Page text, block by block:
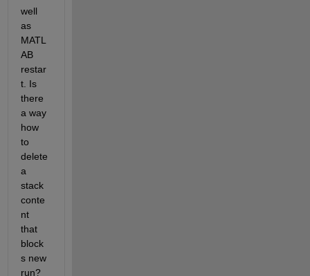
well
as
MATL
AB
restar
t. Is
there
a way
how
to
delete
a
stack
conte
nt
that
block
s new
run?